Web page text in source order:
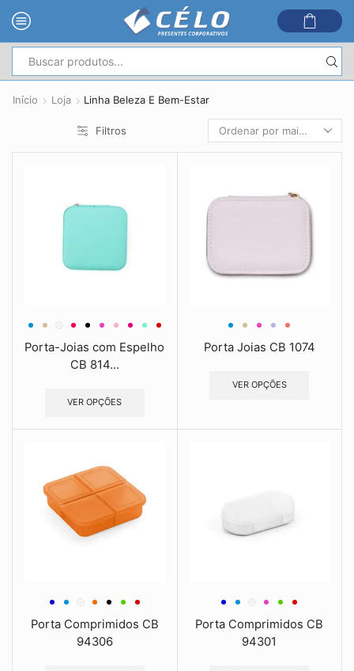
de
pesquisa
Início Loja Linha Beleza E Bem-Estar
Filtros
Porta-Joias com Espelho
CB 814...
VER OPÇÕES
Porta Joias CB 1074
VER OPÇÕES
Porta Comprimidos CB
94306
Porta Comprimidos CB
94301